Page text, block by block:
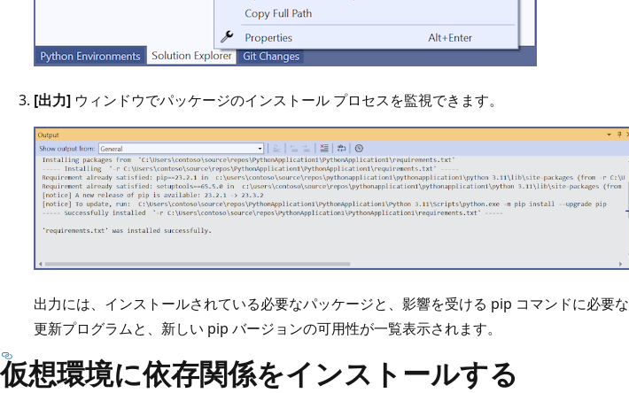
[出力] ウィンドウでパッケージのインストール プロセスを監視できます。
出力には、インストールされている必要なパッケージと、影響を受ける pip コマンドに必要な
更新プログラムと、新しい pip バージョンの可用性が一覧表示されます。
仮想環境に依存関係をインストールする